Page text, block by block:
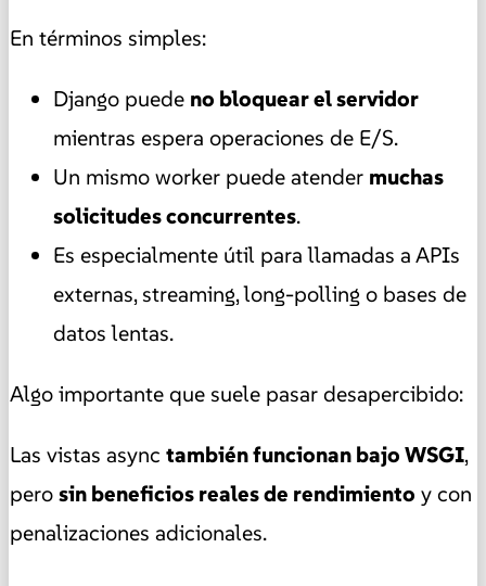
En términos simples:
Django puede no bloquear el servidor
mientras espera operaciones de E/S.
Un mismo worker puede atender muchas
solicitudes concurrentes.
Es especialmente útil para llamadas a APIs
externas, streaming, long-polling o bases de
datos lentas.
Algo importante que suele pasar desapercibido:
Las vistas async también funcionan bajo WSGI,
perosin beneficios reales de rendimiento y con
penalizaciones adicionales.